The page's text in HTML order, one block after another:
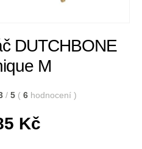
DUTCHBONE
M
/ 5 ( 6 hodnocení )
Kč